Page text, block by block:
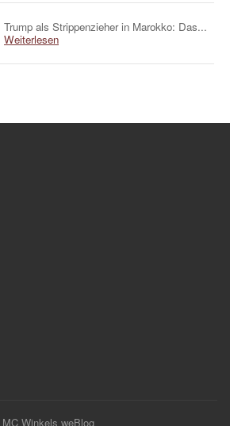
Trump als Strippenzieher in Marokko: Das...
Weiterlesen
Winkels weBlog